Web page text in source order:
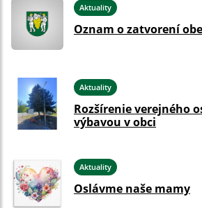
Aktuality
Oznam o zatvorení
Aktuality
Rozšírenie verejného
výbavou v obci
Aktuality
Oslávme naše mamy